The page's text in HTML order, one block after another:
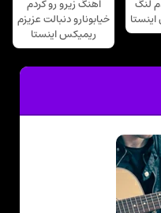
لنگ
اهنگ زیرو رو کردم
خیابونارو دنبالت عزیزم
ریمیکس اینستا